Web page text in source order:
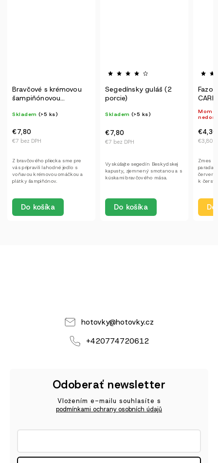
Segedínsky guláš (2
porcie)
Skladem (>5 ks)
€7 bez DPH
€7,80
Do košíka
Vyskúšajte segedín Beskydskej
kapusty, zjemnený smotanou a s
kúskami bravčového mäsa.
Fazole CHILLI con
CARNE (1 porcie)
Momentálně
nedostupné
€3,80 bez DPH
€4,30
Detail
paradajkovou omáčkou a s
červenými fazuľami, odporúčame
k čerstvému pečivu.
hotovky@hotovky.cz
+420774720612
Odoberať newsletter
Vložením e-mailu souhlasíte s
podmínkami ochrany osobních údajů